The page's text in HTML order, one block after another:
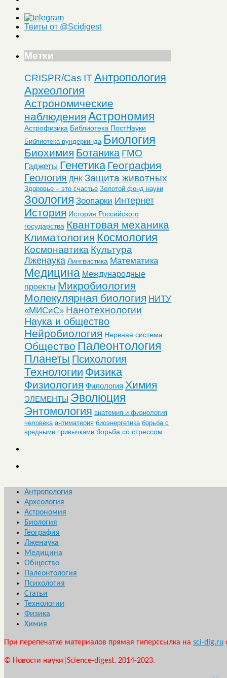
Твиты от @Scidigest
Метки
CRISPR/Cas ITАнтропология
Археология
Астрономические
наблюдения Астрономия
Астрофизика Библиотека ПостНауки
Библиотека вундеркинда Биология
Биохимия Ботаника ГМО
Гаджеты Генетика География
Геология ДНК Защита животных
Здоровье – это счастье Золотой фонд науки
Зоология Зоопарки Интернет
История История Российского
государства Квантовая механика
Климатология Космология
Космонавтика Культура
Лженаука Лингвистика Математика
Медицина Международные
проекты Микробиология
Молекулярная биология НИТУ
«МИСиС» Нанотехнологии
Наука и общество
Нейробиология Нервная система
Общество Палеонтология
Планеты Психология
Технологии Физика
Физиология Филология Химия
ЭЛЕМЕНТЫ Эволюция
Энтомология анатомия и физиология
человека антиматерия биоэнергетика борьба с
вредными привычками борьба со стрессом
Антропология
Археология
Астрономия
Биология
География
Лженаука
Медицина
Общество
Палеонтология
Психология
Статьи
Технологии
Физика
Химия
При перепечатке материалов прямая гиперссылка на sci-dig.ru
© Новости науки|Science-digest. 2014-2023.